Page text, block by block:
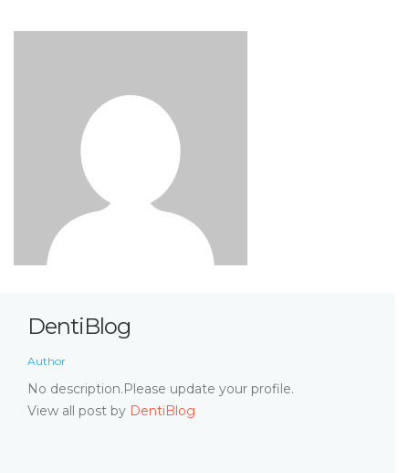
DentiBlog
Author
No description.Please update your profile.
View all post by DentiBlog